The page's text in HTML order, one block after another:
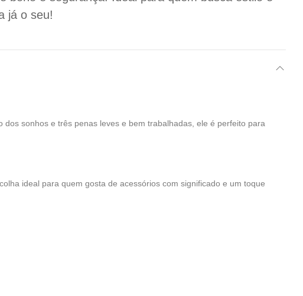
já o seu!
sonhos e três penas leves e bem trabalhadas, ele é perfeito para
ideal para quem gosta de acessórios com significado e um toque